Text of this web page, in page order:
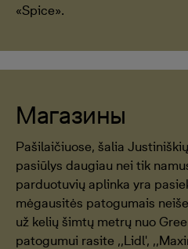
«Spice».
Магазины
Pašilaičiuose, šalia
pasiūlys daugiau nei tik
parduotuvių aplinka yra
mėgausitės patogumais
už kelių šimtų metrų nuo
patogumui rasite ,,Lidl',